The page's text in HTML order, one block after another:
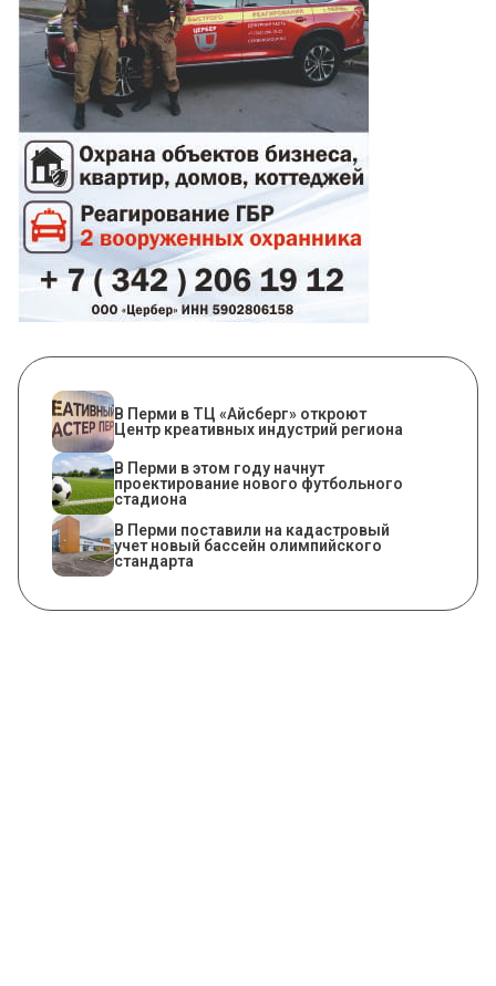
В Перми в ТЦ «Айсберг» откроют
Центр креативных индустрий региона
В Перми в этом году начнут
проектирование нового футбольного
стадиона
В Перми поставили на кадастровый
учет новый бассейн олимпийского
стандарта